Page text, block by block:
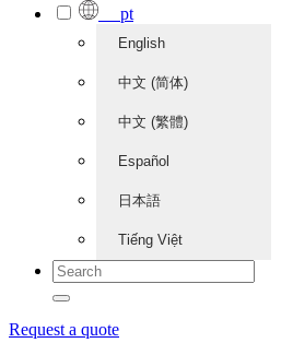
pt
English
中文 (简体)
中文 (繁體)
Español
日本語
Tiếng Việt
Request a quote